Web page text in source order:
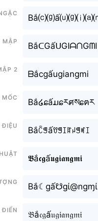
BắᑕGấᑌGIᗩᑎGᗰI
2
ᗷắcgấugiangmi
Bắ໒ɕấມɕརศསɕฅར
Bắꉓꁅấꀎꁅꀤꍏꈤꁅꎭꀤ
𝕭ắ𝖈𝖌ấ𝖚𝖌𝖎𝖆𝖓𝖌𝖒𝖎
Bắ☾gấ☋gί@ngɱί
điển
𝔅ắ𝔠𝔤ấ𝔲𝔤𝔦𝔞𝔫𝔤𝔪𝔦